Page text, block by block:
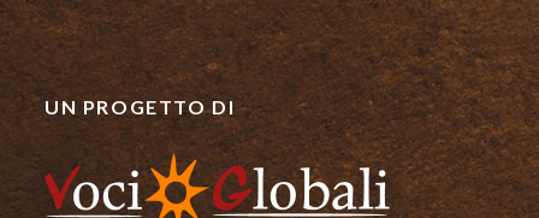
UN PROGETTO DI